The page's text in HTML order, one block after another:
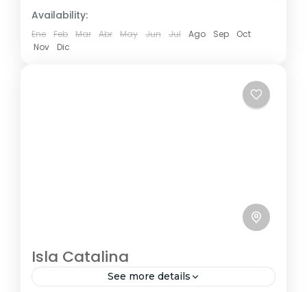
Availability:
Ene Feb Mar Abr May Jun Jul Ago Sep
Oct
Nov
Dic
Isla Catalina
See more details